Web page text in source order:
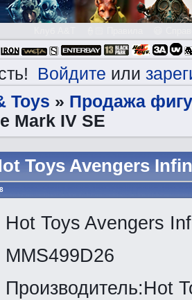
Войдите или
Toys » Продажа
Mark IV SE
Toys Avengers
Hot Toys Avengers
MMS499D26
Производитель:Hot